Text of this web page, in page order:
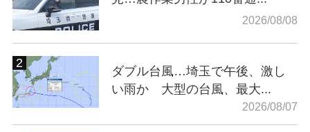
2026/08/08
ダブル台風…埼玉で午後、激し
い雨か 大型の台風、最大...
2026/08/07